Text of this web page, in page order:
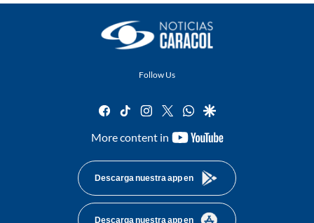
Follow Us
facebook
tiktok instagram
twitterwhatsapp
google
More content in
youtube-
Descarga nuestra app en
Descarga nuestra app en